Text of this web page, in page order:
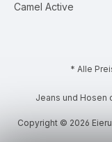
Camel Active
* Alle
Jeans und Hosen
Copyright © 2026